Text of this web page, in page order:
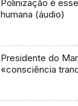
Polinização é
humana (áudio)
Presidente do
«consciência